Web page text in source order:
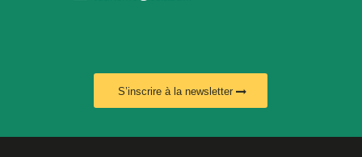
S’inscrire à la newsletter